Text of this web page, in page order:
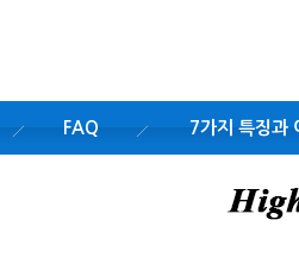
FAQ 7가지 특징과